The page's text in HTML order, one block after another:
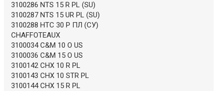
3100286 NTS 15 R PL (SU)
3100287 NTS 15 UR PL (SU)
3100288 НТС 30 Р ПЛ (СУ)
CHAFFOTEAUX
3100034 C&M 10 O US
3100036 C&M 15 O US
3100142 CHX 10 R PL
3100143 CHX 10 STR PL
3100144 CHX 15 R PL